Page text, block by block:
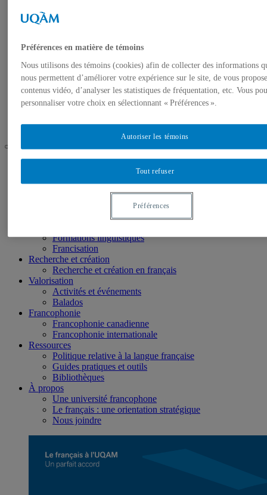
Francophonie
Ressources
Guides pratiques et outils
Bibliothèques
À propos
Une université francophone
Nous joindre
Accueil
Formations linguistiques
Francisation
Recherche et création
Recherche et création en français
Valorisation
Activités et événements
Balados
Francophonie
Francophonie canadienne
Francophonie internationale
Ressources
Politique relative à la langue française
Guides pratiques et outils
Bibliothèques
À propos
Une université francophone
Le français : une orientation stratégique
Nous joindre
Préférences en matière de témoins
Nous utilisons des témoins (cookies) afin de collecter des informations
nous permettent d’améliorer votre expérience sur le site, de vous
contenus vidéo, d’analyser les statistiques de fréquentation, etc. Vous
personnaliser votre choix en sélectionnant « Préférences ».
Tout refuser
Autoriser les témoins
Préférences